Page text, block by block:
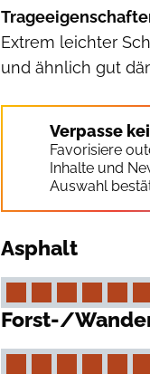
Extrem leichter
und ähnlich gut
Verpasse
Favorisiere
Inhalte und
Auswahl
Asphalt
Forst-/